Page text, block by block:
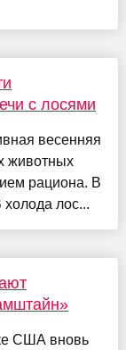
с лосями
весенняя
животных
рациона. В
холода лос...
США вновь